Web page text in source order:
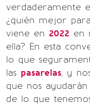
verdaderamente
¿quién mejor
viene en 2022 en
ella? En esta
lo que
las pasarelas, y
que nos
de lo que